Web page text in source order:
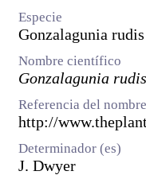
Especie
Gonzalagunia rudis
Nombre científico
Gonzalagunia
Referencia del
http://
Determinador (es)
J. Dwyer